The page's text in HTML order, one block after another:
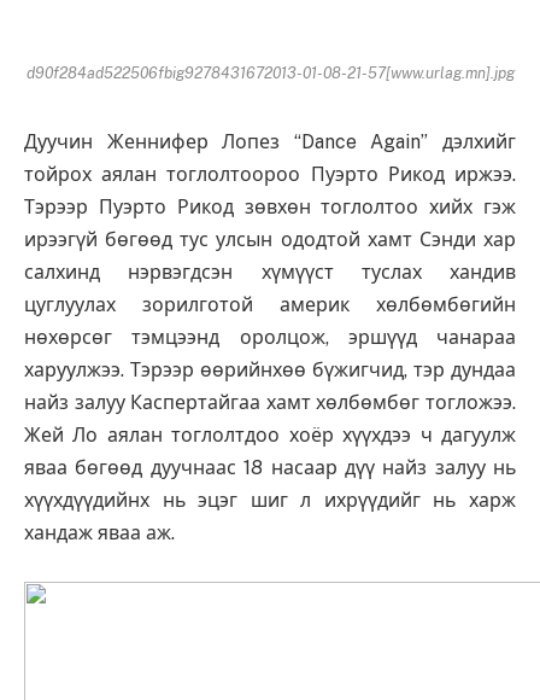
d90f284ad522506fbig9278431672013-01-08-21-57[www.urlag.mn].jpg
Дуучин Женнифер Лопез “Dance Again” дэлхийг
тойрох аялан тоглолтоороо Пуэрто Рикод иржээ.
Тэрээр Пуэрто Рикод зөвхөн тоглолтоо хийх гэж
ирээгүй бөгөөд тус улсын ододтой хамт Сэнди хар
салхинд нэрвэгдсэн хүмүүст туслах хандив
цуглуулах зорилготой америк хөлбөмбөгийн
нөхөрсөг тэмцээнд оролцож, эршүүд чанараа
харуулжээ. Тэрээр өөрийнхөө бүжигчид, тэр дундаа
найз залуу Каспертайгаа хамт хөлбөмбөг тогложээ.
Жей Ло аялан тоглолтдоо хоёр хүүхдээ ч дагуулж
яваа бөгөөд дуучнаас 18 насаар дүү найз залуу нь
хүүхдүүдийнх нь эцэг шиг л ихрүүдийг нь харж
хандаж яваа аж.